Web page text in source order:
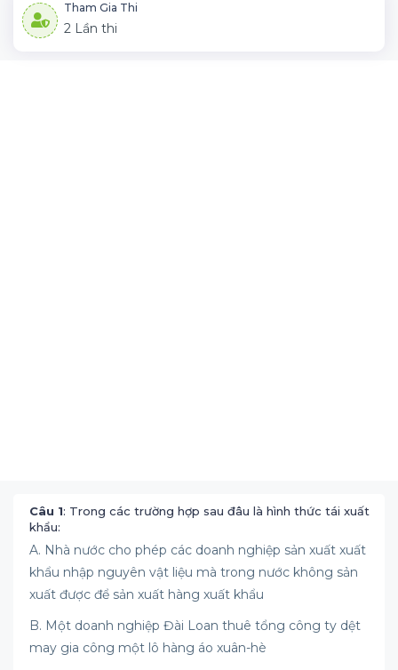
Tham Gia Thi
2 Lần thi
Câu 1: Trong các trường hợp sau đâu là hình thức tái xuất
khẩu:
A. Nhà nước cho phép các doanh nghiệp sản xuất xuất
khẩu nhập nguyên vật liệu mà trong nước không sản
xuất được để sản xuất hàng xuất khẩu
B. Một doanh nghiệp Đài Loan thuê tổng công ty dệt
may gia công một lô hàng áo xuân-hè